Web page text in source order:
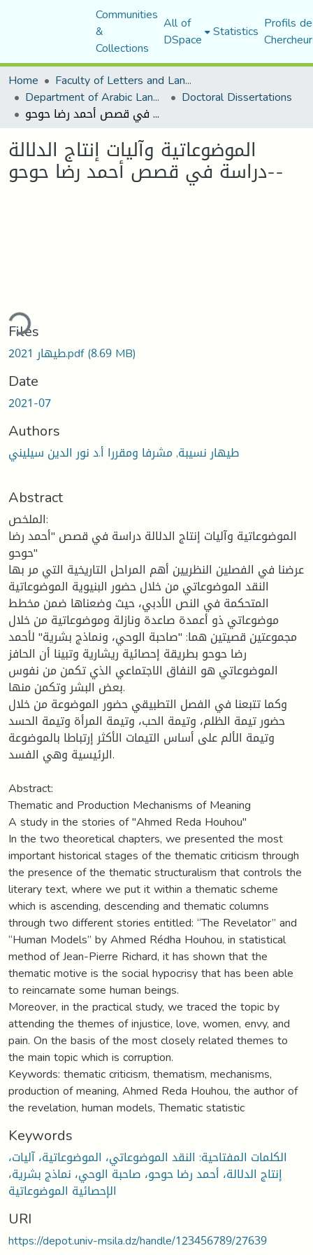
Communities
&
Collections
All of
DSpace Statistics Profils
Home
Faculty of Letters and Languages
Department of Arabic Language and Literature Doctoral Dissertations
الموضوعاتية وآليات إنتاج الدلالة -دراسة في قصص أحمد رضا حوحو-
الموضوعاتية وآليات إنتاج الدلالة
-دراسة في قصص أحمد رضا حوحو-
Files
طيهار 2021.pdf(8.69 MB)
Date
2021-07
Authors
طيهار نسيبة, مشرفا ومقررا أ.د نور الدين سيليني
Abstract
الملخص:
الموضوعاتية وآليات إنتاج الدلالة دراسة في قصص "أحمد رضا
حوحو"
عرضنا في الفصلين النظريين أهم المراحل التاريخية التي مر بها
النقد الموضوعاتي من خلال حضور البنيوية الموضوعاتية
المتحكمة في النص الأدبي، حيث وضعناها ضمن مخطط
موضوعاتي ذو أعمدة صاعدة ونازلة وموضوعاتية من خلال
مجموعتين قصيتين هما: "صاحبة الوحي، ونماذج بشرية" لأحمد
رضا حوحو بطريقة إحصائية ريشارية وتبينا أن الحافز
الموضوعاتي هو النفاق الاجتماعي الذي تكمن من نفوس
بعض البشر وتكمن منها.
وكما تتبعنا في الفصل التطبيقي حضور الموضوعة من خلال
حضور تيمة الظلم، وتيمة الحب، وتيمة المرأة وتيمة الحسد
وتيمة الألم على أساس التيمات الأكثر إرتباطا بالموضوعة
الرئيسية وهي الفسد.
Abstract:
Thematic and Production Mechanisms of Meaning
A study in the stories of "Ahmed Reda Houhou"
In the two theoretical chapters, we presented the most
important historical stages of the thematic criticism through
the presence of the thematic structuralism that controls the
literary text, where we put it within a thematic scheme
which is ascending, descending and thematic columns
through two different stories entitled: “The Revelator” and
“Human Models” by Ahmed Rédha Houhou, in statistical
method of Jean-Pierre Richard, it has shown that the
thematic motive is the social hypocrisy that has been able
to reincarnate some human beings.
Moreover, in the practical study, we traced the topic by
attending the themes of injustice, love, women, envy, and
pain. On the basis of the most closely related themes to
the main topic which is corruption.
Keywords: thematic criticism, thematism, mechanisms,
production of meaning, Ahmed Reda Houhou, the author of
the revelation, human models, Thematic statistic
Keywords
الكلمات المفتاحية: النقد الموضوعاتي، الموضوعاتية، آليات،
إنتاج الدلالة، أحمد رضا حوحو، صاحبة الوحي، نماذج بشرية،
الإحصائية الموضوعاتية
URI
https://depot.univ-msila.dz/handle/123456789/27639